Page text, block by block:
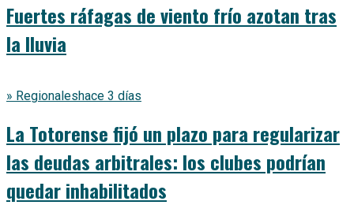
Fuertes ráfagas de viento frío azotan tras
la lluvia
» Regionaleshace 3 días
La Totorense fijó un plazo para regularizar
las deudas arbitrales: los clubes podrían
quedar inhabilitados